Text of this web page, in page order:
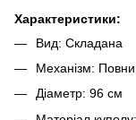
Характеристики:
Вид: Складана
Механізм:
Діаметр: 96 см